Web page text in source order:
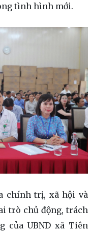
tình hình mới.
chính trị, xã hội và
trò chủ động, trách
của UBND xã Tiên